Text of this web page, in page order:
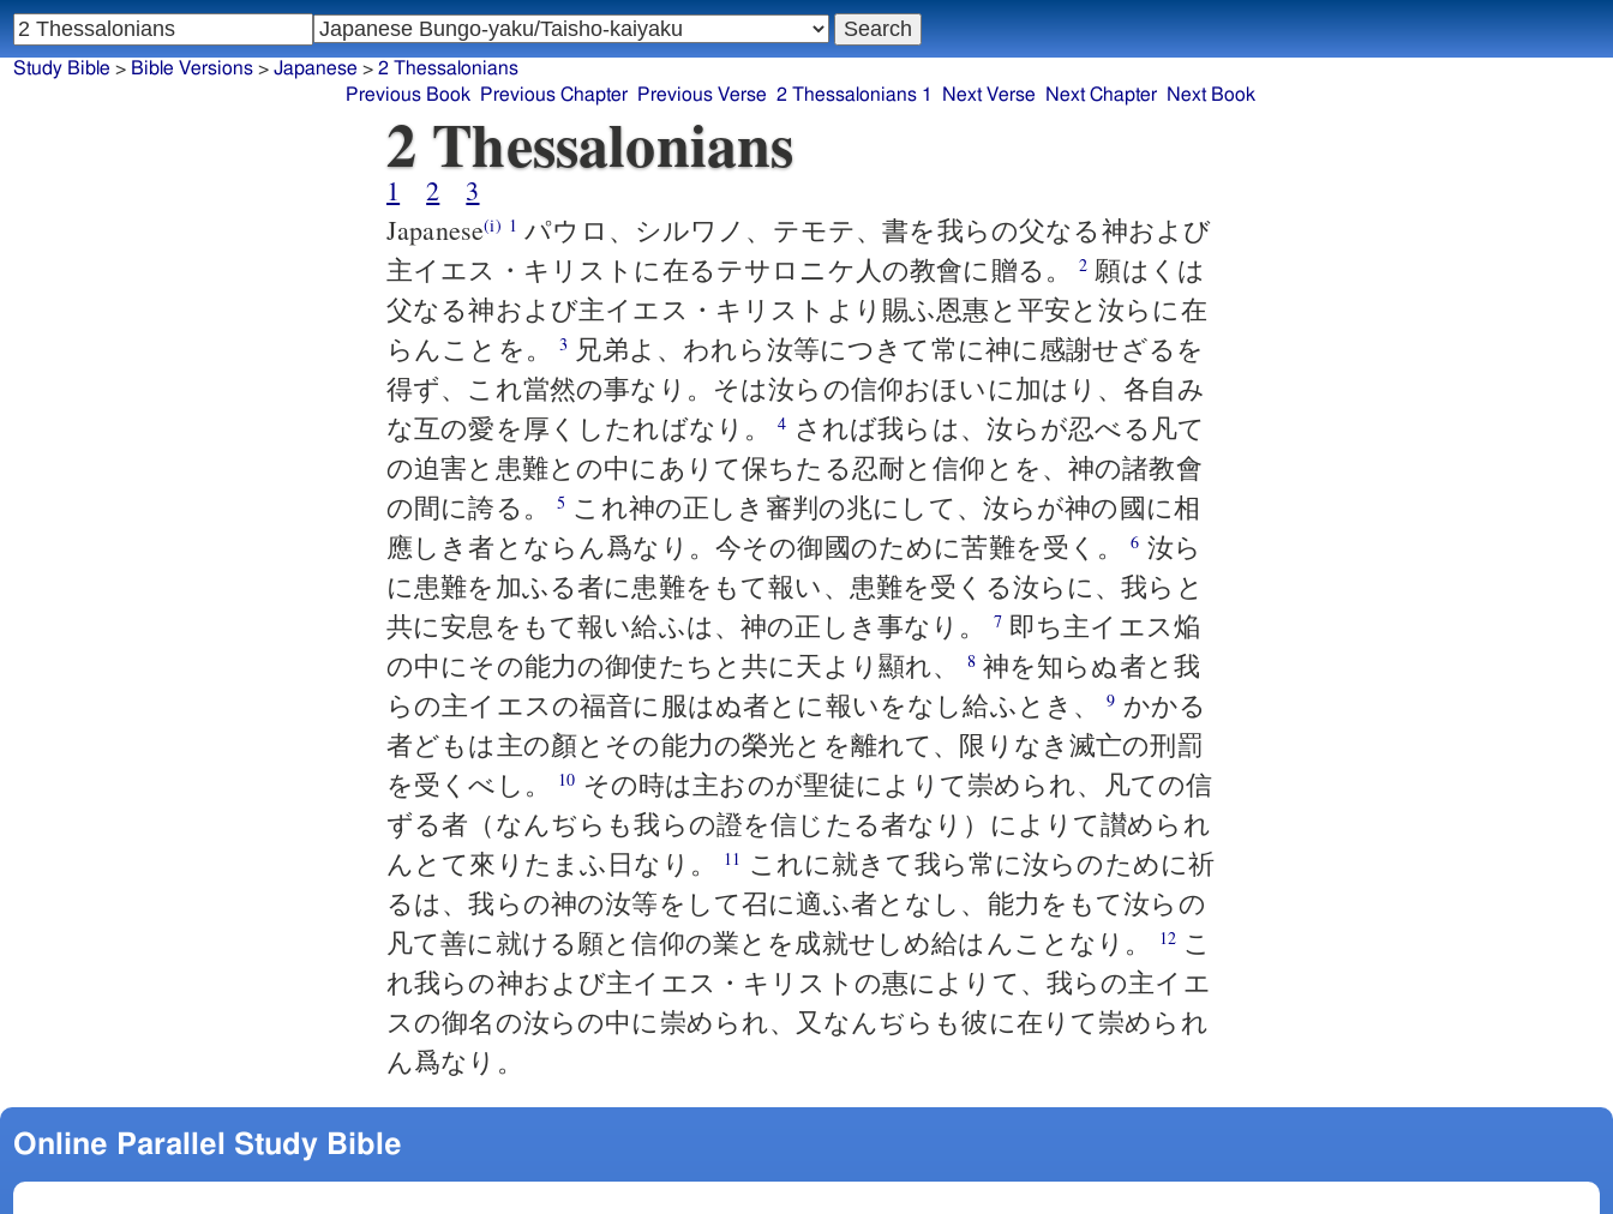
Study Bible > Bible Versions> Japanese > 2 Thessalonians
Previous Book
Previous Chapter Previous Verse 2 Thessalonians 1 Next Verse Next Chapter Next Book
2 Thessalonians
1 2
3
Japanese(i) 1 パウロ、シルワノ、テモテ、書を我らの父なる神および
主イエス・キリストに在るテサロニケ人の教會に贈る。2 願はくは
父なる神および主イエス・キリストより賜ふ恩惠と平安と汝らに在
らんことを。3 兄弟よ、われら汝等につきて常に神に感謝せざるを
得ず、これ當然の事なり。そは汝らの信仰おほいに加はり、各自み
な互の愛を厚くしたればなり。4 されば我らは、汝らが忍べる凡て
の迫害と患難との中にありて保ちたる忍耐と信仰とを、神の諸教會
の間に誇る。5 これ神の正しき審判の兆にして、汝らが神の國に相
應しき者とならん爲なり。今その御國のために苦難を受く。6 汝ら
に患難を加ふる者に患難をもて報い、患難を受くる汝らに、我らと
共に安息をもて報い給ふは、神の正しき事なり。
7即ち主イエス焔
の中にその能力の御使たちと共に天より顯れ、
8神を知らぬ者と我
らの主イエスの福音に服はぬ者とに報いをなし給ふとき、9 かかる
者どもは主の顏とその能力の榮光とを離れて、限りなき滅亡の刑罰
を受くべし。
10 その時は主おのが聖徒によりて崇められ、凡ての信
ずる者（なんぢらも我らの證を信じたる者なり）によりて讃められ
んとて來りたまふ日なり。
11 これに就きて我ら常に汝らのために祈
るは、我らの神の汝等をして召に適ふ者となし、能力をもて汝らの
凡て善に就ける願と信仰の業とを成就せしめ給はんことなり。
12こ
れ我らの神および主イエス・キリストの惠によりて、我らの主イエ
スの御名の汝らの中に崇められ、又なんぢらも彼に在りて崇められ
ん爲なり。
Online Parallel Study Bible